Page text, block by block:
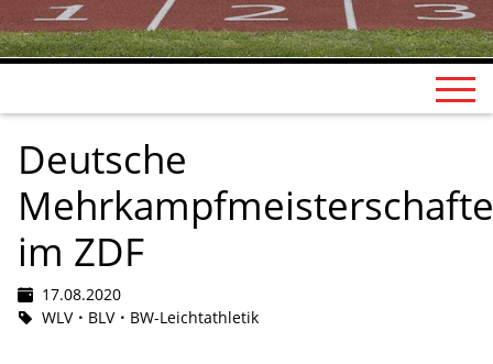
Deutsche
im ZDF
17.08.2020
WLV
BLV BW-Leichtathletik